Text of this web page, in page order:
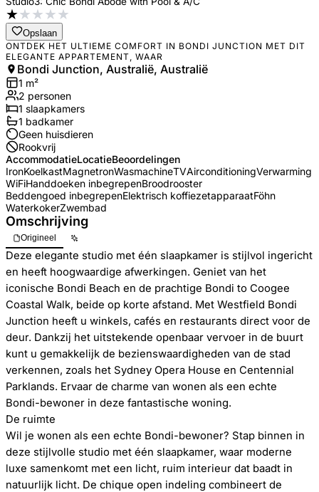
★★★★★
Opslaan
ONTDEK HET ULTIEME COMFORT IN BONDI JUNCTION MET DIT
ELEGANTE APPARTEMENT, WAAR
Bondi Junction, Australië, Australië
1 m²
2 personen
1 slaapkamers
1 badkamer
Geen huisdieren
Rookvrij
AccommodatieLocatieBeoordelingen
IronKoelkastMagnetronWasmachineTVAirconditioningVerwarming
WiFiHanddoeken inbegrepenBroodrooster
Beddengoed inbegrepenElektrisch koffiezetapparaatFöhn
WaterkokerZwembad
Omschrijving
Origineel
Deze elegante studio met één slaapkamer is stijlvol ingericht
en heeft hoogwaardige afwerkingen. Geniet van het
iconische Bondi Beach en de prachtige Bondi to Coogee
Coastal Walk, beide op korte afstand. Met Westfield Bondi
Junction heeft u winkels, cafés en restaurants direct voor de
deur. Dankzij het uitstekende openbaar vervoer in de buurt
kunt u gemakkelijk de bezienswaardigheden van de stad
verkennen, zoals het Sydney Opera House en Centennial
Parklands. Ervaar de charme van wonen als een echte
Bondi-bewoner in deze fantastische woning.
De ruimte
Wil je wonen als een echte Bondi-bewoner? Stap binnen in
deze stijlvolle studio met één slaapkamer, waar moderne
luxe samenkomt met een licht, ruim interieur dat baadt in
natuurlijk licht. De chique open indeling combineert de